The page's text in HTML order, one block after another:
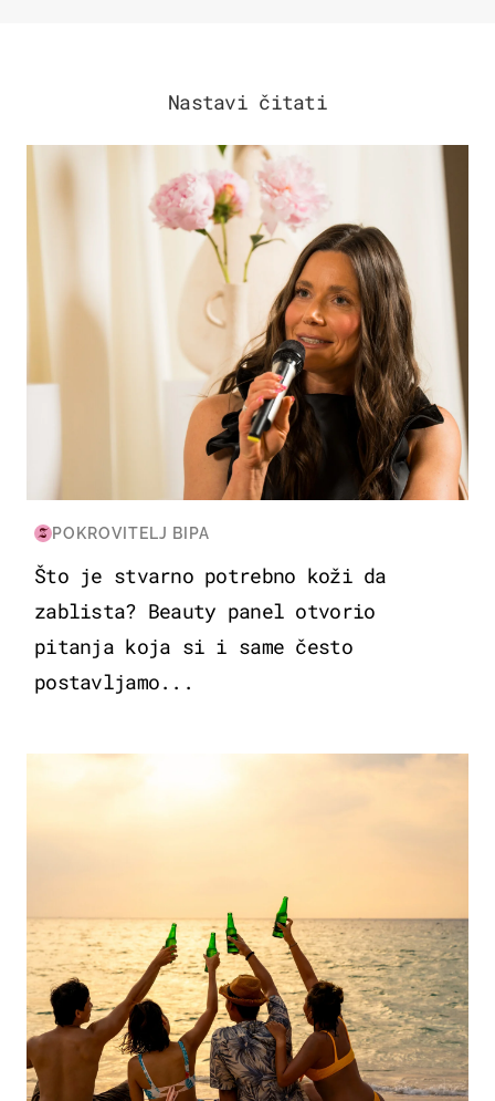
Nastavi čitati
MODA & LJEPOTA
POKROVITELJ BIPA
Što je stvarno potrebno koži da
zablista? Beauty panel otvorio
pitanja koja si i same često
postavljamo...